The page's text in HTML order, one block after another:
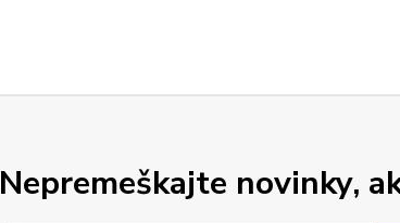
Nepremeškajte novinky,